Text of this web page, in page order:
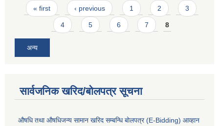
Pages
« first ‹ previous 1 2 3
4 5 6 7 8
अन्य
सार्वजनिक खरिद/बोलपत्र सूचना
औषधि तथा औषधिजन्य सामान खरिद सम्बन्धि बोलपत्र (E-Bidding) आव्हान